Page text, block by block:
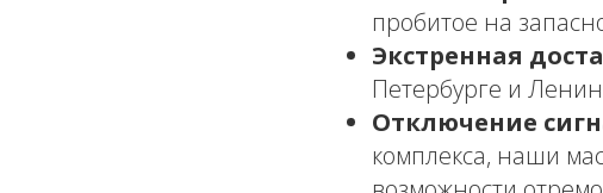
пробитое на
Экстренная
Петербурге и
Отключение
комплекса, наши